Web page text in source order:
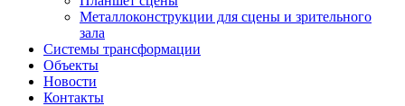
Металлоконструкции для сцены и зрительного
зала
Системы трансформации
Объекты
Новости
Контакты